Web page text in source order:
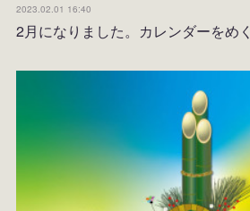
2023.02.01 16:40
2月になりました。カレンダーをめ